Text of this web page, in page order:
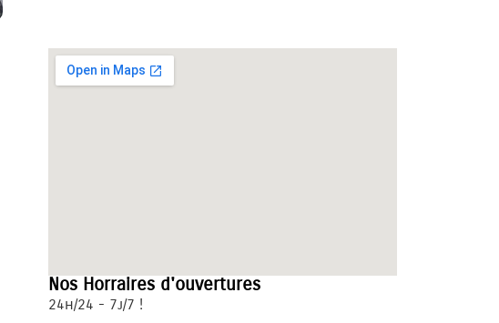
Nos Horraires d'ouvertures
24h/24 - 7j/7 !